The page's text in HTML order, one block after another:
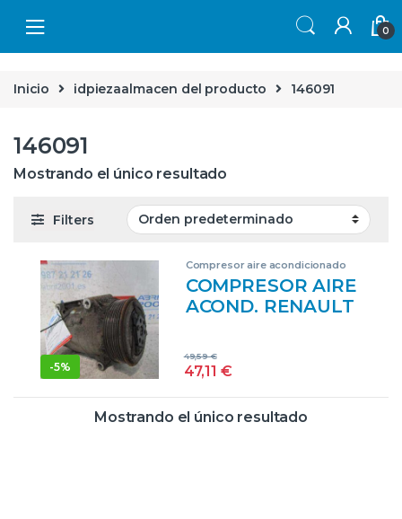
0
Inicio idpiezaalmacen del producto 146091
146091
Mostrando el único resultado
Filters
-5%
Compresor aire acondicionado
COMPRESOR AIRE
ACOND. RENAULT
(LM0G, LM1G,
#PROV#
47,11 €
49,59€
Mostrando el único resultado